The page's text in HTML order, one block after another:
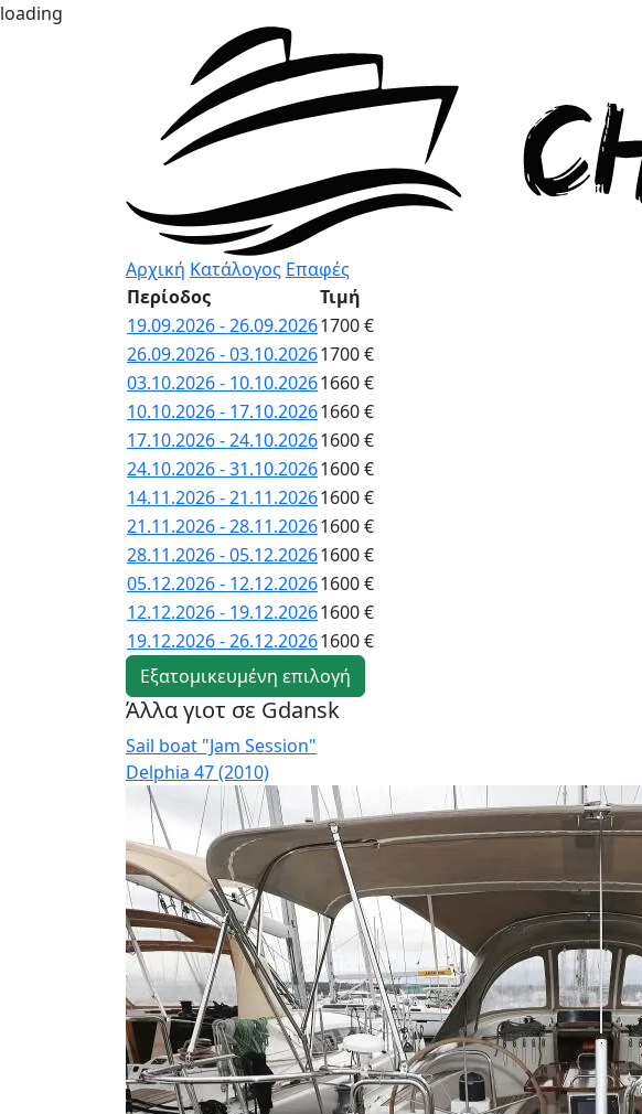
loading
Αρχική Κατάλογος Επαφές
Περίοδος
Τιμή
19.09.2026 - 26.09.20261700 €
26.09.2026 - 03.10.20261700 €
03.10.2026 - 10.10.20261660 €
10.10.2026 - 17.10.20261660 €
17.10.2026 - 24.10.20261600 €
24.10.2026 - 31.10.20261600 €
14.11.2026 - 21.11.20261600 €
21.11.2026 - 28.11.20261600 €
28.11.2026 - 05.12.20261600 €
05.12.2026 - 12.12.20261600 €
12.12.2026 - 19.12.20261600 €
19.12.2026 - 26.12.20261600 €
Εξατομικευμένη επιλογή
Άλλα γιοτ σε Gdansk
Sail boat "Jam Session"
Delphia 47 (2010)